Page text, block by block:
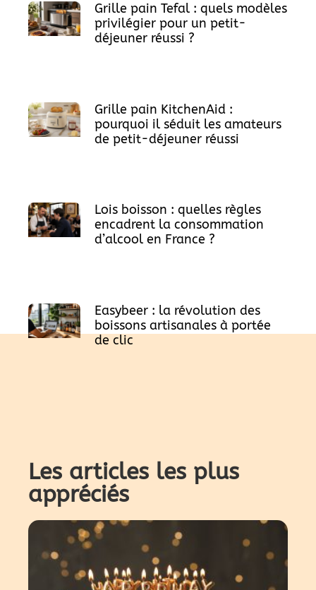
Grille pain Tefal : quels modèles
privilégier pour un petit-
déjeuner réussi ?
Grille pain KitchenAid :
pourquoi il séduit les amateurs
de petit-déjeuner réussi
Lois boisson : quelles règles
encadrent la consommation
d’alcool en France ?
Easybeer : la révolution des
boissons artisanales à portée
de clic
Les articles les plus
appréciés